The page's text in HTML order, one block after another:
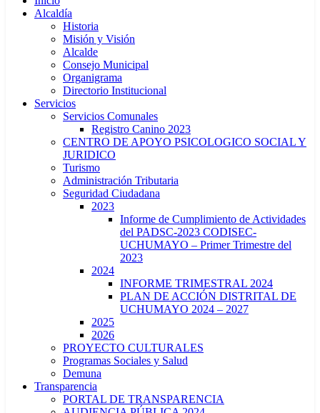
Alcaldía
Historia
Misión y Visión
Alcalde
Consejo Municipal
Organigrama
Directorio Institucional
Servicios
Servicios Comunales
Registro Canino 2023
CENTRO DE APOYO PSICOLOGICO SOCIAL Y
JURIDICO
Turismo
Administración Tributaria
Seguridad Ciudadana
2023
Informe de Cumplimiento de Actividades
del PADSC-2023 CODISEC-
UCHUMAYO – Primer Trimestre del
2023
2024
INFORME TRIMESTRAL 2024
PLAN DE ACCIÓN DISTRITAL DE
UCHUMAYO 2024 – 2027
2025
2026
PROYECTO CULTURALES
Programas Sociales y Salud
Demuna
Transparencia
PORTAL DE TRANSPARENCIA